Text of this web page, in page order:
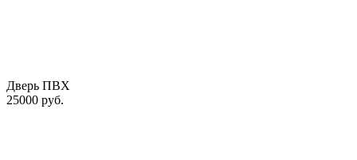
Дверь ПВХ
25000 руб.